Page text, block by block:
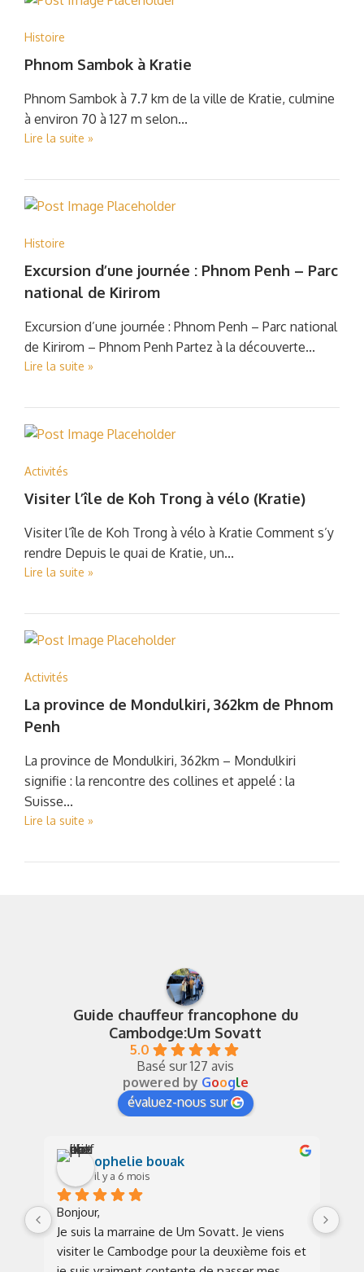
Histoire
Phnom Sambok à Kratie
Phnom Sambok à 7.7 km de la ville de Kratie, culmine
à environ 70 à 127 m selon...
Lire la suite »
Histoire
Excursion d’une journée : Phnom Penh – Parc
national de Kirirom
Excursion d’une journée : Phnom Penh – Parc national
de Kirirom – Phnom Penh Partez à la découverte...
Lire la suite »
Activités
Visiter l’île de Koh Trong à vélo (Kratie)
Visiter l’île de Koh Trong à vélo à Kratie Comment s’y
rendre Depuis le quai de Kratie, un...
Lire la suite »
Activités
La province de Mondulkiri, 362km de Phnom
Penh
La province de Mondulkiri, 362km – Mondulkiri
signifie : la rencontre des collines et appelé : la
Suisse...
Lire la suite »
Guide chauffeur francophone du
Cambodge:Um Sovatt
5.0
Basé sur 127 avis
powered by Google
évaluez-nous sur
ophelie bouak
il y a 6 mois
Bonjour,
Je suis la marraine de Um Sovatt. Je viens
visiter le Cambodge pour la deuxième fois et